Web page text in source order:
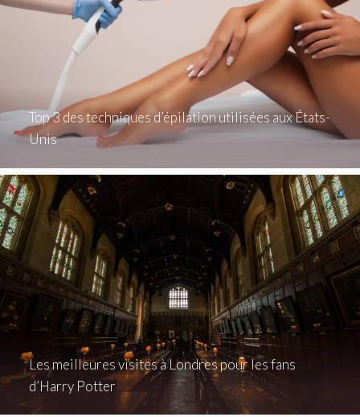
Top 3 des techniques d’épilation utilisées aux États-
Unis
Les meilleures visites à Londres pour les fans
d’Harry Potter